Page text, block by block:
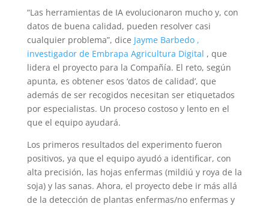
“Las herramientas de IA evolucionaron mucho y, con
datos de buena calidad, pueden resolver casi
cualquier problema”, dice Jayme Barbedo ,
investigador de Embrapa Agricultura Digital , que
lidera el proyecto para la Compañía. El reto, según
apunta, es obtener esos ‘datos de calidad’, que
además de ser recogidos necesitan ser etiquetados
por especialistas. Un proceso costoso y lento en el
que el equipo ayudará.
Los primeros resultados del experimento fueron
positivos, ya que el equipo ayudó a identificar, con
alta precisión, las hojas enfermas (mildiú y roya de la
soja) y las sanas. Ahora, el proyecto debe ir más allá
de la detección de plantas enfermas/no enfermas y